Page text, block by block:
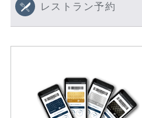
レストラン予約